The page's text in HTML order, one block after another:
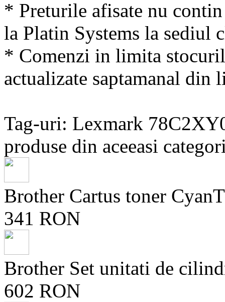
* Preturile afisate nu
la Platin Systems la sediul
* Comenzi in limita
actualizate saptamanal
Tag-uri: Lexmark
produse din aceeasi
Brother Cartus toner
341 RON
Brother Set unitati de
602 RON